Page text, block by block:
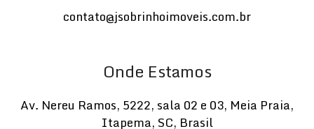
contato@jsobrinhoimoveis.com.br
Onde Estamos
Av. Nereu Ramos, 5222, sala 02 e 03, Meia Praia,
Itapema, SC, Brasil